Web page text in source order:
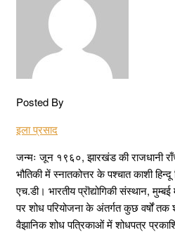
Posted By
इला प्रसाद
जन्मः जून १९६०, झारखंड की राजधानी
भौतिकी में स्नातकोत्तर के पश्चात काशी हिन्दू
एच.डी। भारतीय प्रॊद्योगिकी संस्थान,
पर शोध परियोजना के अंतर्गत कुछ वर्षों तक
वैझानिक शोध पत्रिकाओं में शोधपत्र